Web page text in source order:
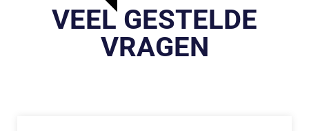
VEEL GESTELDE
VRAGEN